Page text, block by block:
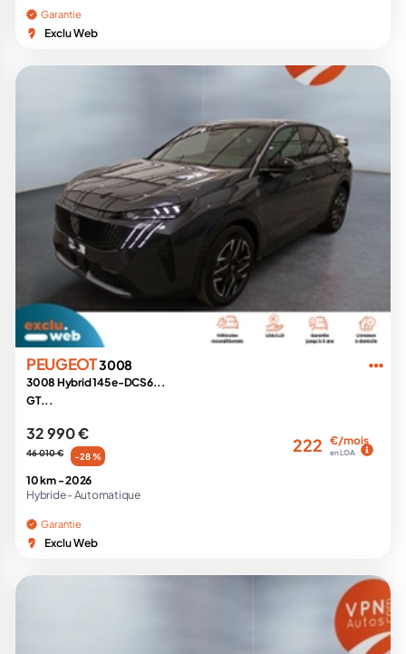
Garantie
Exclu Web
PEUGEOT3008
3008 Hybrid 145 e-DCS6...
GT...
32 990 €
46 010 € -28 %
222 €/mois
en LOA
10 km -2026
Hybride - Automatique
Garantie
Exclu Web